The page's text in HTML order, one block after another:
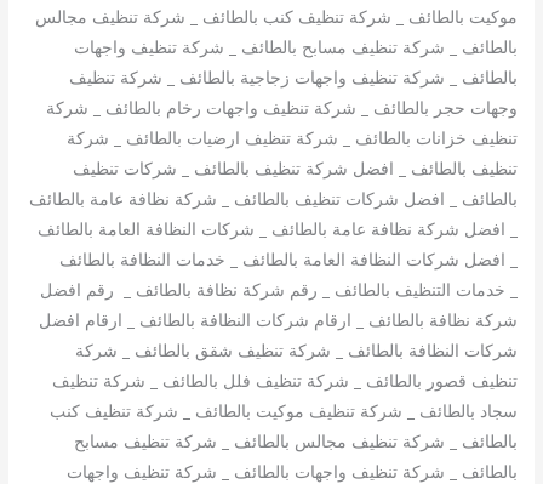
موكيت بالطائف _ شركة تنظيف كنب بالطائف _ شركة تنظيف مجالس
بالطائف _ شركة تنظيف مسابح بالطائف _ شركة تنظيف واجهات
بالطائف _ شركة تنظيف واجهات زجاجية بالطائف _ شركة تنظيف
وجهات حجر بالطائف _ شركة تنظيف واجهات رخام بالطائف _ شركة
تنظيف خزانات بالطائف _ شركة تنظيف ارضيات بالطائف _ شركة
تنظيف بالطائف _ افضل شركة تنظيف بالطائف _ شركات تنظيف
بالطائف _ افضل شركات تنظيف بالطائف _ شركة نظافة عامة بالطائف
_ افضل شركة نظافة عامة بالطائف _ شركات النظافة العامة بالطائف
_ افضل شركات النظافة العامة بالطائف _ خدمات النظافة بالطائف
_ خدمات التنظيف بالطائف _ رقم شركة نظافة بالطائف _ رقم افضل
شركة نظافة بالطائف _ ارقام شركات النظافة بالطائف _ ارقام افضل
شركات النظافة بالطائف _ شركة تنظيف شقق بالطائف _ شركة
تنظيف قصور بالطائف _ شركة تنظيف فلل بالطائف _ شركة تنظيف
سجاد بالطائف _ شركة تنظيف موكيت بالطائف _ شركة تنظيف كنب
بالطائف _ شركة تنظيف مجالس بالطائف _ شركة تنظيف مسابح
بالطائف _ شركة تنظيف واجهات بالطائف _ شركة تنظيف واجهات